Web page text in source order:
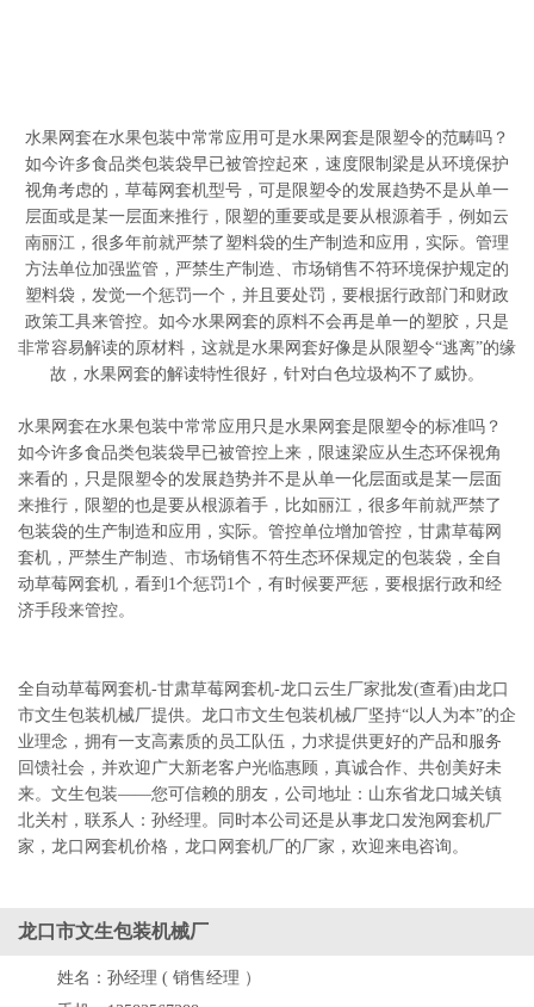
水果网套在水果包装中常常应用可是水果网套是限塑令的范畴吗？
如今许多食品类包装袋早已被管控起來，速度限制梁是从环境保护
视角考虑的，草莓网套机型号，可是限塑令的发展趋势不是从单一
层面或是某一层面来推行，限塑的重要或是要从根源着手，例如云
南丽江，很多年前就严禁了塑料袋的生产制造和应用，实际。管理
方法单位加强监管，严禁生产制造、市场销售不符环境保护规定的
塑料袋，发觉一个惩罚一个，并且要处罚，要根据行政部门和财政
政策工具来管控。如今水果网套的原料不会再是单一的塑胶，只是
非常容易解读的原材料，这就是水果网套好像是从限塑令“逃离”的缘
故，水果网套的解读特性很好，针对白色垃圾构不了威协。
水果网套在水果包装中常常应用只是水果网套是限塑令的标准吗？
如今许多食品类包装袋早已被管控上来，限速梁应从生态环保视角
来看的，只是限塑令的发展趋势并不是从单一化层面或是某一层面
来推行，限塑的也是要从根源着手，比如丽江，很多年前就严禁了
包装袋的生产制造和应用，实际。管控单位增加管控，甘肃草莓网
套机，严禁生产制造、市场销售不符生态环保规定的包装袋，全自
动草莓网套机，看到1个惩罚1个，有时候要严惩，要根据行政和经
济手段来管控。
全自动草莓网套机-甘肃草莓网套机-龙口云生厂家批发(查看)由龙口
市文生包装机械厂提供。龙口市文生包装机械厂坚持“以人为本”的企
业理念，拥有一支高素质的员工队伍，力求提供更好的产品和服务
回馈社会，并欢迎广大新老客户光临惠顾，真诚合作、共创美好未
来。文生包装——您可信赖的朋友，公司地址：山东省龙口城关镇
北关村，联系人：孙经理。同时本公司还是从事龙口发泡网套机厂
家，龙口网套机价格，龙口网套机厂的厂家，欢迎来电咨询。
龙口市文生包装机械厂
姓名： 孙经理 ( 销售经理 ）